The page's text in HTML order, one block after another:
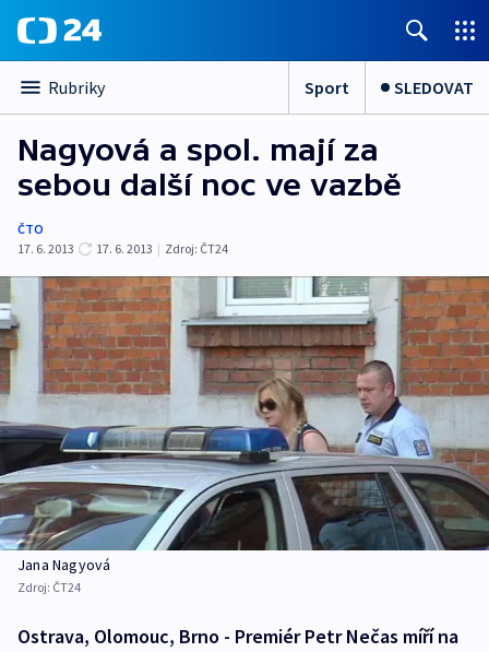
Rubriky Sport SLEDOVAT
Nagyová a spol. mají za
sebou další noc ve vazbě
ČTO
17. 6. 2013
17. 6. 2013 | Zdroj: ČT24
Jana Nagyová
Zdroj: ČT24
Ostrava, Olomouc, Brno - Premiér Petr Nečas míří na